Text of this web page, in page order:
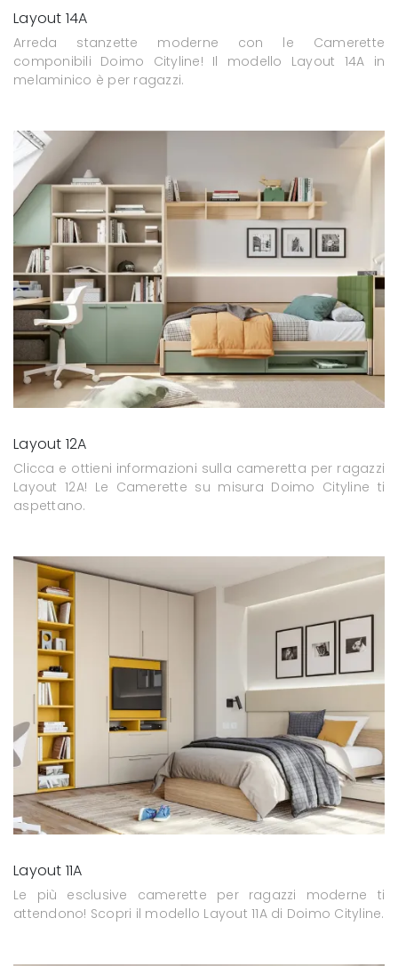
Layout 14A
Arreda stanzette moderne con le Camerette
componibili Doimo Cityline! Il modello Layout 14A in
melaminico è per ragazzi.
Layout 12A
Clicca e ottieni informazioni sulla cameretta per ragazzi
Layout 12A! Le Camerette su misura Doimo Cityline ti
aspettano.
Layout 11A
Le più esclusive camerette per ragazzi moderne ti
attendono! Scopri il modello Layout 11A di Doimo Cityline.